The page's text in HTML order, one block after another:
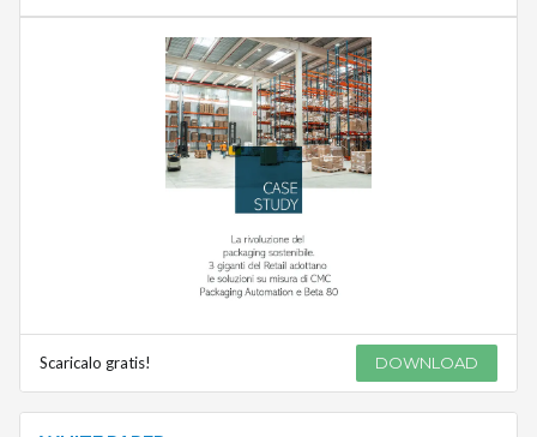
Scaricalo gratis! DOWNLOAD